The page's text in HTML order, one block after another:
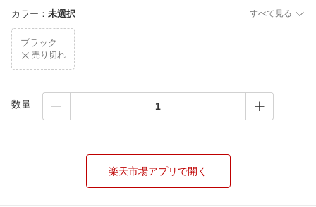
カラー ： 未選択 すべて見る
ブラック
売り切れ
数量
楽天市場アプリで開く